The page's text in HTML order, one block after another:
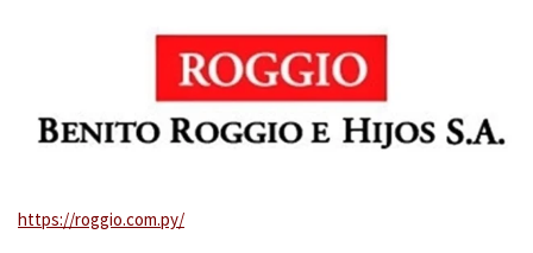
https://roggio.com.py/